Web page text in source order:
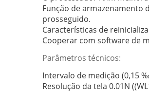
Função de armazenamento
prosseguido.
Características de
Cooperar com software de
Parâmetros técnicos:
Intervalo de medição (0,15
Resolução da tela 0.01N